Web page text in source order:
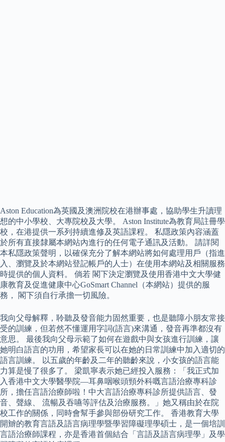
Aston Education為英國及澳洲院校在港辦事處，協助學生升讀理
想的中小學校、大專院校及大學。 Aston Institute為教育局註冊學
校，在港提供一系列持續進修及英語課程。 私隱政策內容涵蓋
於所有直接隸屬本網站內進行的任何電子通訊及活動。 請詳閱
本私隱政策聲明，以確保充分了解本網站將如何處理用戶（指進
入、瀏覽及於本網站登記帳戶的人士）在使用本網站及相關服務
時提供的個人資料。 倘若 閣下決定瀏覽及使用香港中文大學健
康教育及促進健康中心GoSmart Channel（本網站）提供的服
務， 閣下須自行承擔一切風險。
我向父母解釋，聆聽及發音能力固然重要，也是聽障小朋友常接
受的訓練，但若然不懂運用字詞(語言)來溝通，發音再準都沒有
意思。 最後我向父母示範了如何在遊戲中與女孩進行訓練，讓
她明白語言的功用，希望家長可以在她的日常訓練中加入適切的
語言訓練。 以五歲的年齡及二年的聽齡來說，小女孩的語言能
力算是慢了很多了。 梁凱寧表示她已經投入服務：「我正式加
入香港中文大學醫學院—耳鼻咽喉頭頸外科嘅言語治療專科診
所，擔任言語治療師啦！中大言語治療專科診所提供語言、發
音、聲線、 流暢及吞嚥等評估及治療服務。」她又稱由於在院
校工作的關係，同時會幫手參與部份研究工作。 香港教育大學
開辧的教育言語及語言病理學暨學習障礙理學碩士，是一個培訓
言語治療師課程，亦是香港首個結合「言語及語言病理學」及學